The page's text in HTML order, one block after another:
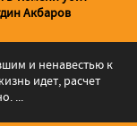
Акбаров
и ненавестью к
идет, расчет
...